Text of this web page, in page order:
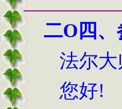
二O四、
法尔大
您好!